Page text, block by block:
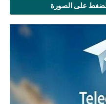
على الصورة